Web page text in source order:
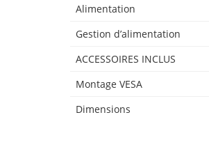
Alimentation
Gestion d’alimentation
ACCESSOIRES INCLUS
Montage VESA
Dimensions